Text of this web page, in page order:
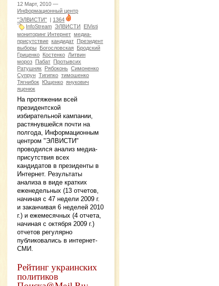
12 Март, 2010 —
Информационный центр
"ЭЛВИСТИ" | 1364
InfoStream ЭЛВИСТИ
ElVisti
мониторинг Интернет медиа-
присутствие кандидат Президент
выборы
Богословская Бродский
Гриценко Костенко Литвин
мороз Пабат Протывсих
Ратушняк Рябоконь Симоненко
Супрун Тигипко тимошенко
Тягнибок Ющенко янукович
яценюк
На протяжении всей
президентской
избирательной кампании,
растянувшейся почти на
полгода, Информационным
центром "ЭЛВИСТИ"
проводился анализ медиа-
присутствия всех
кандидатов в президенты в
Интернет. Результаты
анализа в виде кратких
еженедельных (13 отчетов,
начиная с 47 недели 2009 г.
и заканчивая 6 неделей 2010
г.) и ежемесячных (4 отчета,
начиная с октября 2009 г.)
отчетов регулярно
публиковались в интернет-
СМИ.
Рейтинг украинских
политиков